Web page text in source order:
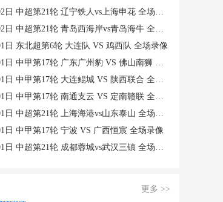
日 中超第21轮 辽宁铁人vs上海申花 全场录像
中超第21轮 青岛西海岸vs青岛海牛 全场录像
日 东北超第6轮 大连队 VS 鸡西队 全场录像
中甲第17轮 广东广州豹 VS 佛山南狮 全场录像
中甲第17轮 大连鲲城 VS 陕西联合 全场录像
中甲第17轮 南通支云 VS 定南赣联 全场录像
日 中超第21轮 上海海港vs山东泰山 全场录像
日 中甲第17轮 宁波 VS 广西恒宸 全场录像
日 中超第21轮 成都蓉城vs武汉三镇 全场录像
更多 >>